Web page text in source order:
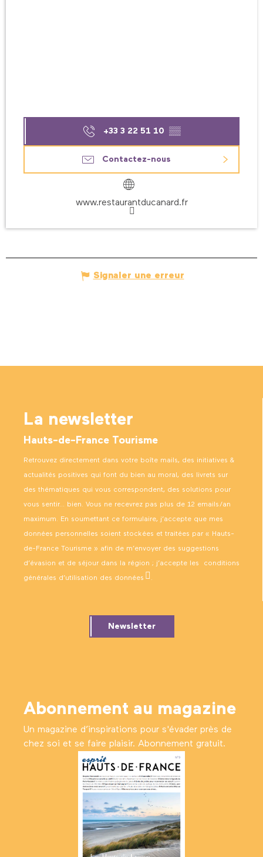
+33 3 22 51 10 ▒▒
Contactez-nous
www.restaurantducanard.fr
Signaler une erreur
La newsletter
Hauts-de-France Tourisme
Retrouvez directement dans votre boîte mails, des initiatives &
actualités positives qui font du bien au moral, des livrets sur
des thématiques qui vous correspondent, des solutions pour
vous sentir… bien. Vous ne recevrez pas plus de 12 emails/an
maximum. En soumettant ce formulaire, j’accepte que mes
données personnelles soient stockées et traitées par « Hauts-
de-France Tourisme » afin de m’envoyer des suggestions
d’évasion et de séjour dans la région ; j’accepte les conditions
générales d’utilisation des données .
Newsletter
Abonnement au magazine
Un magazine d’inspirations pour s'évader près de
chez soi et se faire plaisir. Abonnement gratuit.